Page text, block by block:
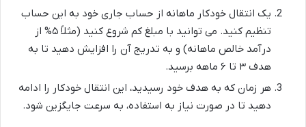
یک انتقال خودکار ماهانه از حساب جاری خود به این حساب
تنظیم کنید. می توانید با مبلغ کم شروع کنید (مثلاً ۵% از
درآمد خالص ماهانه) و به تدریج آن را افزایش دهید تا به
هدف ۳ تا ۶ ماهه برسید.
هر زمان که به هدف خود رسیدید، این انتقال خودکار را ادامه
دهید تا در صورت نیاز به استفاده، به سرعت جایگزین شود.